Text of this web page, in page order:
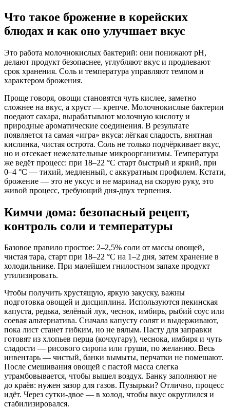
Что такое брожение в корейских
блюдах и как оно улучшает вкус
Это работа молочнокислых бактерий: они понижают pH,
делают продукт безопаснее, углубляют вкус и продлевают
срок хранения. Соль и температура управляют темпом и
характером брожения.
Проще говоря, овощи становятся чуть кислее, заметно
сложнее на вкус, а хруст — крепче. Молочнокислые бактерии
поедают сахара, вырабатывают молочную кислоту и
природные ароматические соединения. В результате
появляется та самая «игра» вкуса: лёгкая сладость, внятная
кислинка, чистая острота. Соль не только подчёркивает вкус,
но и отсекает нежелательные микроорганизмы. Температура
же ведёт процесс: при 18–22 °C старт быстрый и яркий, при
0–4 °C — тихий, медленный, с аккуратным профилем. Кстати,
брожение — это не уксус и не маринад на скорую руку, это
живой процесс, требующий дня-двух терпения.
Кимчи дома: безопасный рецепт,
контроль соли и температуры
Базовое правило простое: 2–2,5% соли от массы овощей,
чистая тара, старт при 18–22 °C на 1–2 дня, затем хранение в
холодильнике. При малейшем гнилостном запахе продукт
утилизировать.
Чтобы получить хрустящую, яркую закуску, важны
подготовка овощей и дисциплина. Используются пекинская
капуста, редька, зелёный лук, чеснок, имбирь, рыбий соус или
соевая альтернатива. Сначала капусту солят и выдерживают,
пока лист станет гибким, но не вялым. Пасту для заправки
готовят из хлопьев перца (кочхугару), чеснока, имбиря и чуть
сладости — рисового сиропа или груши, по желанию. Весь
инвентарь — чистый, банки вымыты, перчатки не помешают.
После смешивания овощей с пастой масса слегка
утрамбовывается, чтобы вышел воздух. Банку заполняют не
до краёв: нужен зазор для газов. Пузырьки? Отлично, процесс
идёт. Через сутки-двое — в холод, чтобы вкус округлился и
стабилизировался.